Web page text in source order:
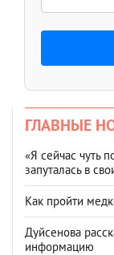
ГЛАВНЫЕ
«Я сейчас чуть
запуталась в
Как пройти
Дуйсенова
информацию